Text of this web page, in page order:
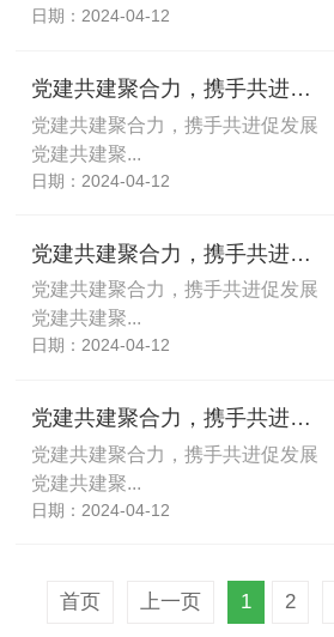
日期：2024-04-12
党建共建聚合力，携手共进促发展,党建共建聚合力，携手共进促发展
党建共建聚合力，携手共进促发展
党建共建聚...
日期：2024-04-12
党建共建聚合力，携手共进促发展,党建共建聚合力，携手共进促发展
党建共建聚合力，携手共进促发展
党建共建聚...
日期：2024-04-12
党建共建聚合力，携手共进促发展,党建共建聚合力，携手共进促发展
党建共建聚合力，携手共进促发展
党建共建聚...
日期：2024-04-12
首页 上一页 1 2